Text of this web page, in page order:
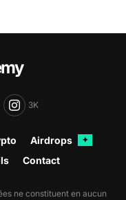
3K
Airdrops ✦
Contact
ne constituent en aucun